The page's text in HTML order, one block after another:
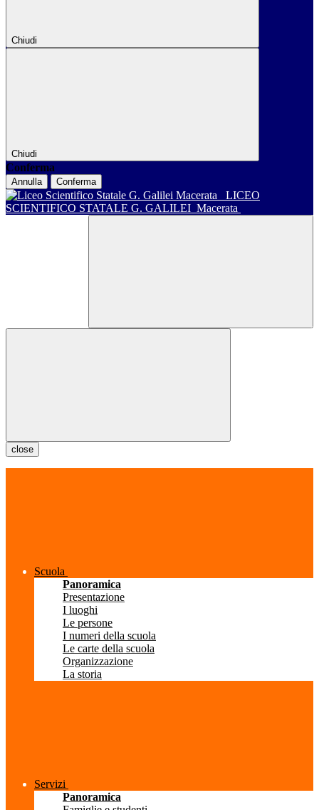
Chiudi
Chiudi
Conferma
Annulla Conferma
LICEO
SCIENTIFICO STATALE G. GALILEI Macerata
close
Scuola
Panoramica
Presentazione
I luoghi
Le persone
I numeri della scuola
Le carte della scuola
Organizzazione
La storia
Servizi
Panoramica